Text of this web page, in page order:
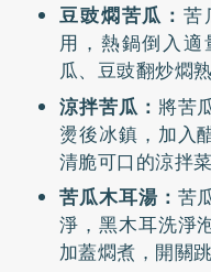
豆豉燜苦瓜：苦
用，熱鍋倒入
瓜、豆豉翻炒燜熟
涼拌苦瓜： 將苦
燙後冰鎮，加入
清脆可口的涼拌菜
苦瓜木耳湯： 苦
淨，黑木耳洗淨
加蓋燜煮，開關